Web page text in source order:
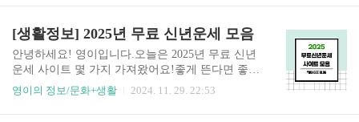
카드를 뒤집는다 - ② 친구에게 공유하고 다음 당
첨..
1년 결제 시 달 3,900원에 이용 가능혜택① 멤버십
혜택 (넷플릭스, 티빙 등) 중 원하는 것을 하나 선택
하여 이용 가능② 쇼핑할 때마다 최대 5% 적립③
슈퍼적립 상품은 10% 더 적립④ BIG 멤버십데이에
는 매일 최대 10% 특별 할인⑤ 편의점 최대 20% 할
[생활정보] 2025년 무료 신년운세 모음
안녕하세요! 영이입니다.오늘은 2025년 무료 신년
운세 사이트 몇 가지 가져왔어요!좋게 뜬다면 좋은
기운을 가져가고, 안 좋게 뜬다면 참고만 하시고 흘
영이의 정보/문화+생활 2024. 11. 29. 22:53